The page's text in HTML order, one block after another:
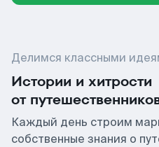
Делимся классными
Истории и хитрости
от
Каждый день строим
собственные знания о